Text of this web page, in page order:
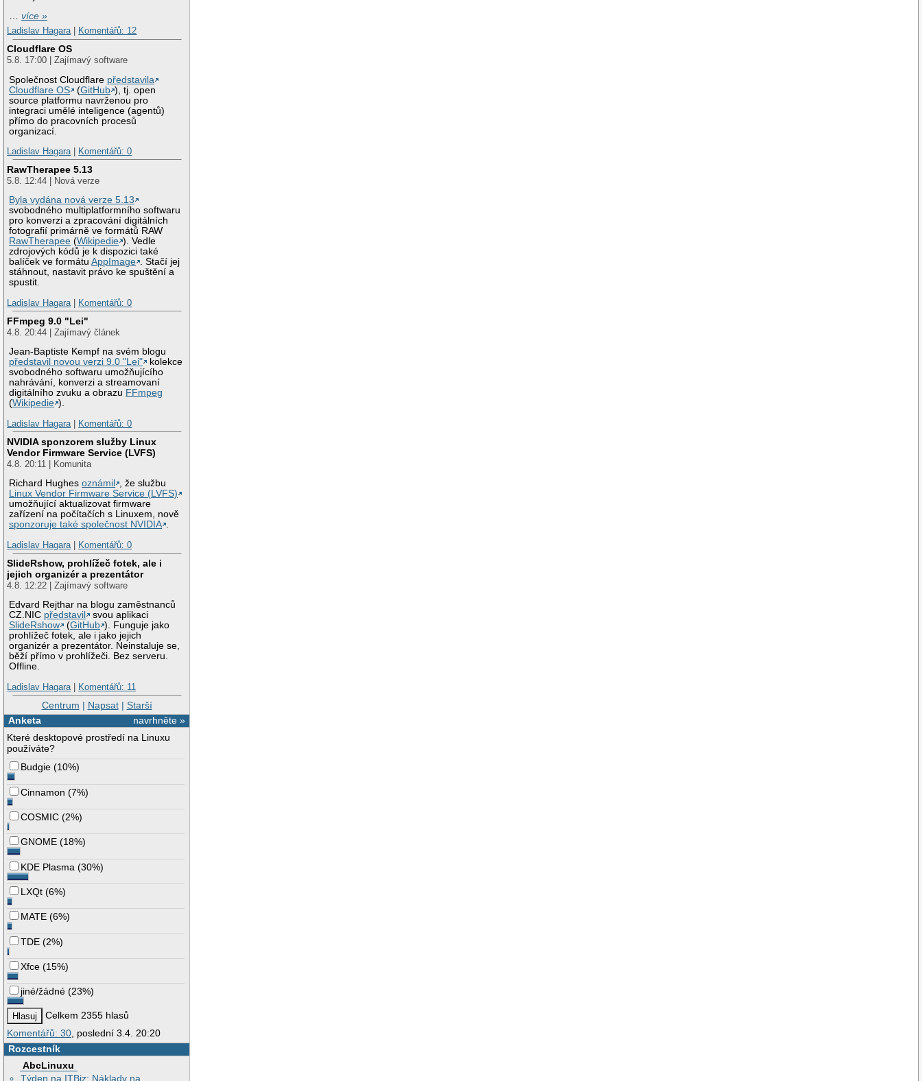
…více »
Ladislav Hagara| Komentářů: 12
Cloudflare OS
5.8. 17:00 | Zajímavý software
Společnost Cloudflare představila
Cloudflare OS
(GitHub ), tj. open
source platformu navrženou pro
integraci umělé inteligence (agentů)
přímo do pracovních procesů
organizací.
Ladislav Hagara| Komentářů: 0
RawTherapee 5.13
5.8. 12:44 | Nová verze
Byla vydána nová verze 5.13
svobodného multiplatformního softwaru
pro konverzi a zpracování digitálních
fotografií primárně ve formátů RAW
RawTherapee (Wikipedie ). Vedle
zdrojových kódů je k dispozici také
balíček ve formátuAppImage . Stačí jej
stáhnout, nastavit právo ke spuštění a
spustit.
Ladislav Hagara| Komentářů: 0
FFmpeg 9.0 "Lei"
4.8. 20:44 | Zajímavý článek
Jean-Baptiste Kempf na svém blogu
představil novou verzi 9.0 "Lei"
kolekce
svobodného softwaru umožňujícího
nahrávání, konverzi a streamovaní
digitálního zvuku a obrazu FFmpeg
(Wikipedie ).
Ladislav Hagara| Komentářů: 0
NVIDIA sponzorem služby Linux
Vendor Firmware Service (LVFS)
4.8. 20:11 | Komunita
Richard Hughesoznámil
, že službu
Linux Vendor Firmware Service (LVFS)
umožňující aktualizovat firmware
zařízení na počítačích s Linuxem, nově
sponzoruje také společnost NVIDIA .
Ladislav Hagara| Komentářů: 0
SlideRshow, prohlížeč fotek, ale i
jejich organizér a prezentátor
4.8. 12:22 | Zajímavý software
Edvard Rejthar na blogu zaměstnanců
CZ.NIC představil
svou aplikaci
SlideRshow
(GitHub ). Funguje jako
prohlížeč fotek, ale i jako jejich
organizér a prezentátor. Neinstaluje se,
běží přímo v prohlížeči. Bez serveru.
Offline.
Ladislav Hagara| Komentářů: 11
Centrum | Napsat| Starší
navrhněte »
Anketa
Které desktopové prostředí na Linuxu
používáte?
Budgie (10%)
Cinnamon (7%)
COSMIC (2%)
GNOME (18%)
KDE Plasma (30%)
LXQt (6%)
MATE (6%)
TDE (2%)
Xfce (15%)
jiné/žádné (23%)
Celkem 2355 hlasů
Komentářů: 30 , poslední 3.4. 20:20
Rozcestník
AbcLinuxu
Týden na ITBiz: Náklady na